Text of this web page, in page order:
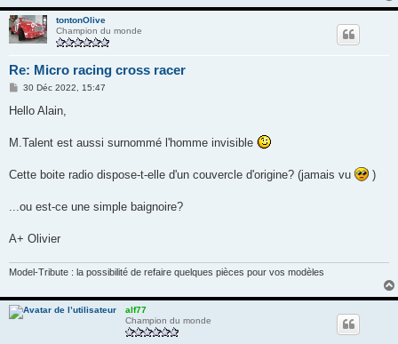
tontonOlive
Champion du monde
Re: Micro racing cross racer
M
s
g
30 Déc 2022, 15:47
Hello Alain,
M.Talent est aussi surnommé l'homme invisible
Cette boite radio dispose-t-elle d'un couvercle d'origine? (jamais vu )
...ou est-ce une simple baignoire?
A+ Olivier
Model-Tribute : la possibilité de refaire quelques pièces pour vos modèles
alf77
Champion du monde